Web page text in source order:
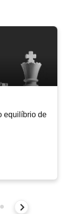
equilíbrio de